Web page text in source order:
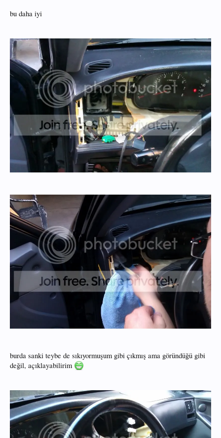
bu daha iyi
burda sanki teybe de sıkıyormuşum gibi çıkmış ama göründüğü gibi
değil, açıklayabilirim